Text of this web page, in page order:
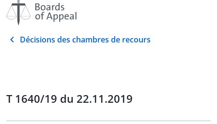
Décisions des chambres de recours
T 1640/19 du 22.11.2019